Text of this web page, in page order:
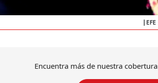
EFE
Encuentra más de nuestra